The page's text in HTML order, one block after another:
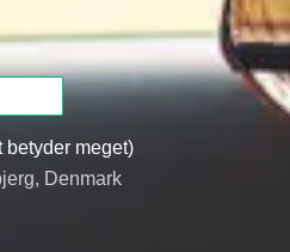
betyder meget)
Denmark